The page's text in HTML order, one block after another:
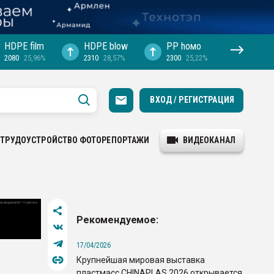
HDPE film
2080 25,96%
HDPE blow
2310 28,57%
PP hомо
2300 25,22%
ВХОД / РЕГИСТРАЦИЯ
ТРУДОУСТРОЙСТВО ФОТОРЕПОРТАЖИ ВИДЕОКАНАЛ
Рекомендуемое:
17/04/2026
Крупнейшая мировая выставка